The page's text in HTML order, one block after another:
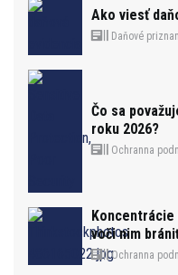
Ako viesť
Daňové
Čo sa
roku 2026?
Ochranna
voči nim
Ochranna